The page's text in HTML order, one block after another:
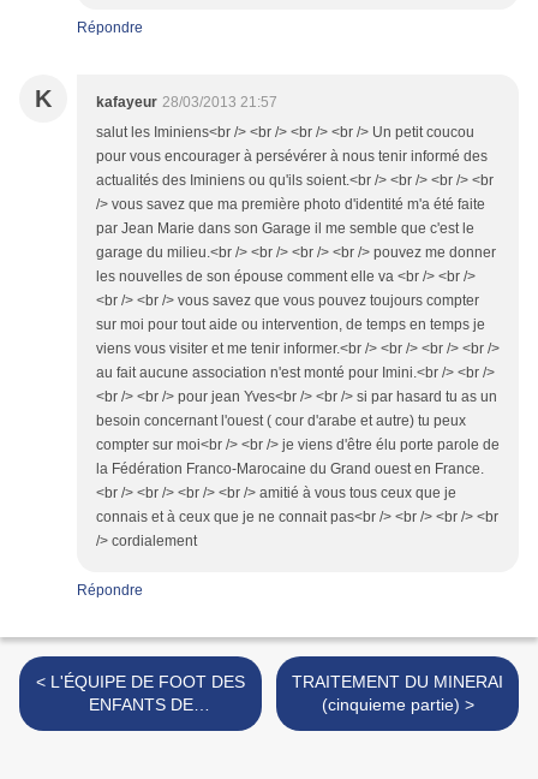
Répondre
K kafayeur 28/03/2013 21:57
salut les Iminiens<br /> <br /> <br /> <br /> Un petit coucou
pour vous encourager à persévérer à nous tenir informé des
actualités des Iminiens ou qu'ils soient.<br /> <br /> <br /> <br
/> vous savez que ma première photo d'identité m'a été faite
par Jean Marie dans son Garage il me semble que c'est le
garage du milieu.<br /> <br /> <br /> <br /> pouvez me donner
les nouvelles de son épouse comment elle va <br /> <br />
<br /> <br /> vous savez que vous pouvez toujours compter
sur moi pour tout aide ou intervention, de temps en temps je
viens vous visiter et me tenir informer.<br /> <br /> <br /> <br />
au fait aucune association n'est monté pour Imini.<br /> <br />
<br /> <br /> pour jean Yves<br /> <br /> si par hasard tu as un
besoin concernant l'ouest ( cour d'arabe et autre) tu peux
compter sur moi<br /> <br /> je viens d'être élu porte parole de
la Fédération Franco-Marocaine du Grand ouest en France.
<br /> <br /> <br /> <br /> amitié à vous tous ceux que je
connais et à ceux que je ne connait pas<br /> <br /> <br /> <br
/> cordialement
Répondre
< L'ÉQUIPE DE FOOT DES
ENFANTS DE
L'ASSOCIATION AL
TRAITEMENT DU MINERAI
(cinquieme partie) >